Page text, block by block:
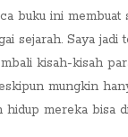
buku ini membuat
sejarah. Saya jadi
kisah-kisah
mungkin
hidup mereka bisa